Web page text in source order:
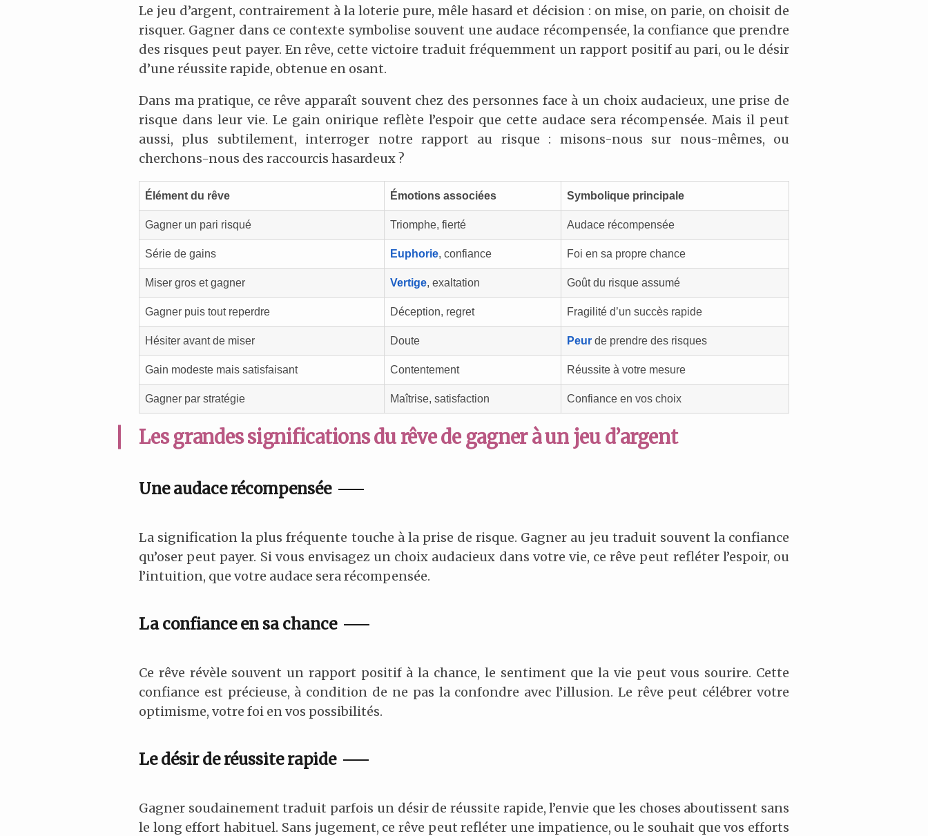
Le jeu d’argent, contrairement à la loterie pure, mêle hasard et décision : on mise, on parie, on choisit de
risquer. Gagner dans ce contexte symbolise souvent une audace récompensée, la confiance que prendre
des risques peut payer. En rêve, cette victoire traduit fréquemment un rapport positif au pari, ou le désir
d’une réussite rapide, obtenue en osant.
Dans ma pratique, ce rêve apparaît souvent chez des personnes face à un choix audacieux, une prise de
risque dans leur vie. Le gain onirique reflète l’espoir que cette audace sera récompensée. Mais il peut
aussi, plus subtilement, interroger notre rapport au risque : misons-nous sur nous-mêmes, ou
cherchons-nous des raccourcis hasardeux ?
Élément du rêve Émotions associées Symbolique principale
Gagner un pari risqué Triomphe, fierté Audace récompensée
Série de gains Euphorie, confiance Foi en sa propre chance
Miser gros et gagner Vertige, exaltation Goût du risque assumé
Gagner puis tout reperdre Déception, regret Fragilité d’un succès rapide
Hésiter avant de miser Doute Peur de prendre des risques
Gain modeste mais satisfaisant Contentement Réussite à votre mesure
Gagner par stratégie Maîtrise, satisfaction Confiance en vos choix
Les grandes significations du rêve de gagner à un jeu d’argent
Une audace récompensée
La signification la plus fréquente touche à la prise de risque. Gagner au jeu traduit souvent la confiance
qu’oser peut payer. Si vous envisagez un choix audacieux dans votre vie, ce rêve peut refléter l’espoir, ou
l’intuition, que votre audace sera récompensée.
La confiance en sa chance
Ce rêve révèle souvent un rapport positif à la chance, le sentiment que la vie peut vous sourire. Cette
confiance est précieuse, à condition de ne pas la confondre avec l’illusion. Le rêve peut célébrer votre
optimisme, votre foi en vos possibilités.
Le désir de réussite rapide
Gagner soudainement traduit parfois un désir de réussite rapide, l’envie que les choses aboutissent sans
le long effort habituel. Sans jugement, ce rêve peut refléter une impatience, ou le souhait que vos efforts